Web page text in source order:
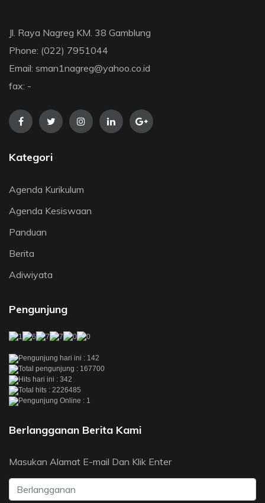
Jl. Raya Nagreg KM. 38 Gamblung
Phone: (022) 7951044
Email: sman1nagreg@yahoo.co.id
fax: -
Kategori
Agenda Kurikulum
Agenda Kesiswaan
Panduan
Berita
Adiwiyata
Pengunjung
Pengunjung hari ini : 142
Total pengunjung : 167700
Hits hari ini : 342
Total hits : 2226485
Pengunjung Online : 1
Berlangganan Berita Kami
Masukan Alamat E-mail Dan Klik Enter